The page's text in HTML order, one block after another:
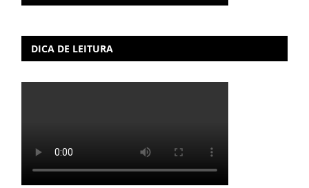
DICA DE LEITURA